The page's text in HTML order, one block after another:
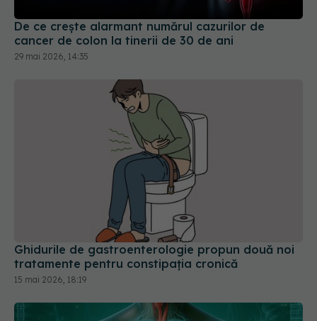
De ce crește alarmant numărul cazurilor de
cancer de colon la tinerii de 30 de ani
29 mai 2026, 14:35
Ghidurile de gastroenterologie propun două noi
tratamente pentru constipația cronică
15 mai 2026, 18:19